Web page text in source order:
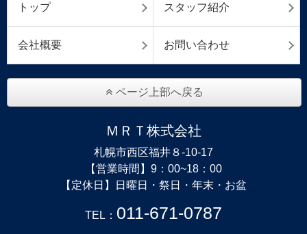
トップ スタッフ紹介
会社概要 お問い合わせ
ページ上部へ戻る
ＭＲＴ株式会社
札幌市西区福井８‐10‐17
【営業時間】9：00~18：00
【定休日】日曜日・祭日・年末・お盆
TEL： 011-671-0787